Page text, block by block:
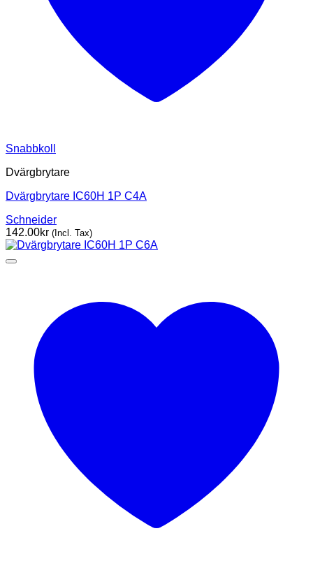
Snabbkoll
Dvärgbrytare
Dvärgbrytare IC60H 1P C4A
Schneider
142.00kr (Incl. Tax)